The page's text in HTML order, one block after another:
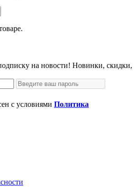
на новости! Новинки, скидки,
с условиями Политика